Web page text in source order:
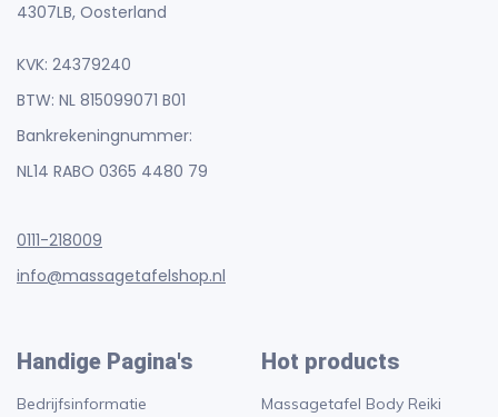
4307LB, Oosterland
KVK: 24379240
BTW: NL 815099071 B01
Bankrekeningnummer:
NL14 RABO 0365 4480 79
0111-218009
info@massagetafelshop.nl
Handige Pagina's
Bedrijfsinformatie
Hot products
Massagetafel Body Reiki